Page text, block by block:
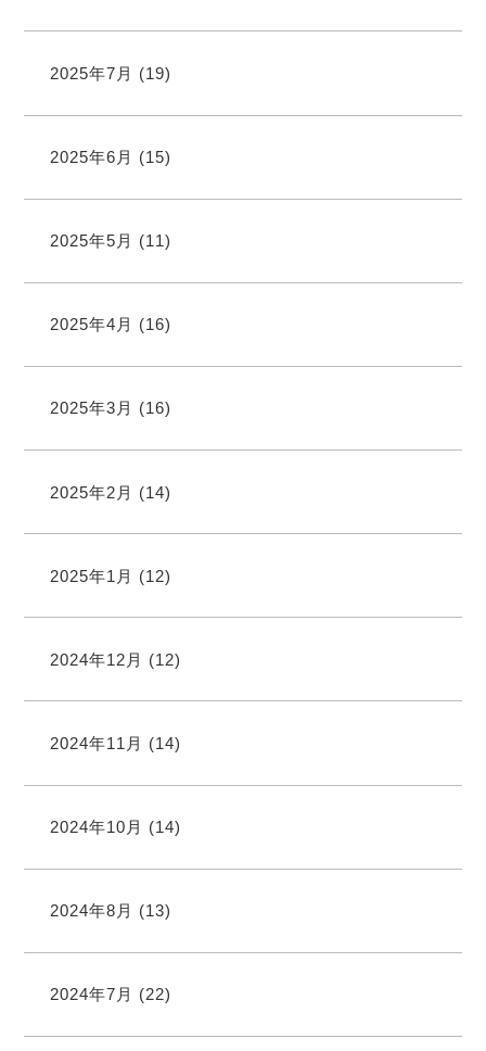
2025年7月 (19)
2025年6月 (15)
2025年5月 (11)
2025年4月 (16)
2025年3月 (16)
2025年2月 (14)
2025年1月 (12)
2024年12月 (12)
2024年11月 (14)
2024年10月 (14)
2024年8月 (13)
2024年7月 (22)